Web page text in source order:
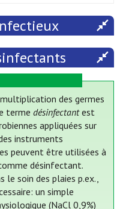
des germes
termedésinfectantest
appliquées sur
instruments
peuvent être utilisées à
désinfectant.
le soin des plaies p.ex.,
un simple
(NaCl 0,9%)